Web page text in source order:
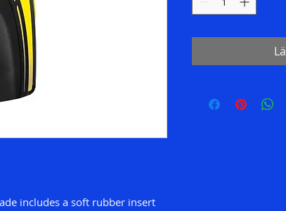
includes a soft rubber insert